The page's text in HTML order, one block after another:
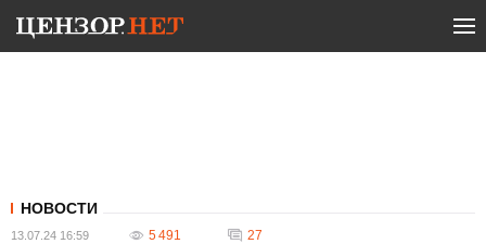
НОВОСТИ
13.07.24 16:59 5 491 27